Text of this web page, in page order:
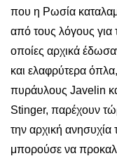
που η Ρωσία
από τους λόγους για
οποίες αρχικά
και ελαφρύτερα
πυράυλους Javelin
Stinger, παρέχουν
την αρχική ανησυχία
μπορούσε να